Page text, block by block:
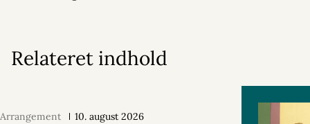
Relateret indhold
Arrangement 10. august 2026